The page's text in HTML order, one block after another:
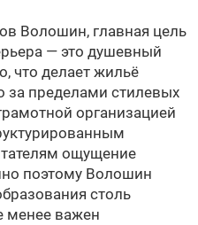
Волошин, главная цель
— это душевный
что делает жильё
за пределами стилевых
организацией
ощущение
поэтому Волошин
столь
менее важен